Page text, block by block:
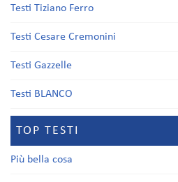
Testi Tiziano Ferro
Testi Cesare Cremonini
Testi Gazzelle
Testi BLANCO
TOP TESTI
Più bella cosa